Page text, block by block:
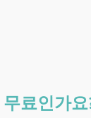
료인가요